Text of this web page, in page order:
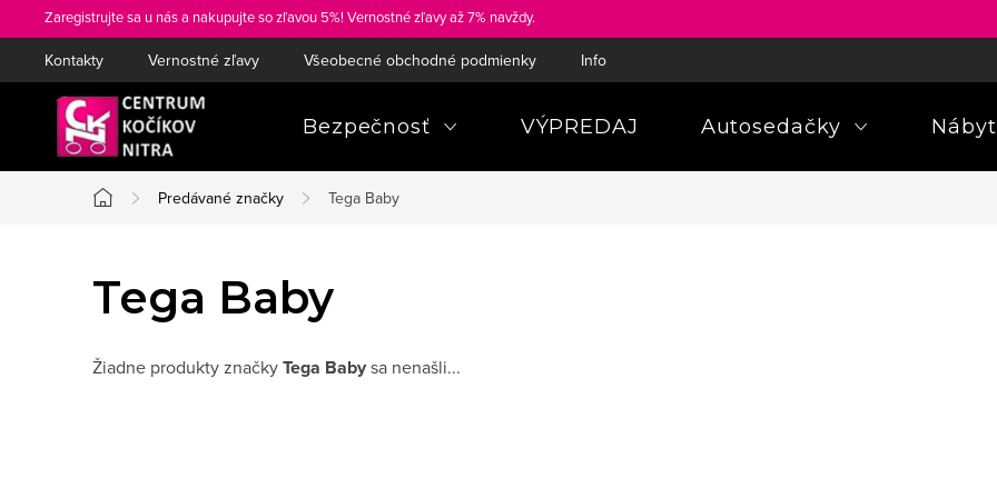
na
Zaregistrujte sa u nás a nakupujte so zľavou 5%! Vernostné zľavy až 7% navždy.
Kontakty Vernostné zľavy Všeobecné obchodné podmienky Informácie a poučenia pre spotrebiteľa
Bezpečnosť VÝPREDAJ Autosedačky
Domov
Predávané značky Tega Baby
Tega Baby
Žiadne produkty značkyTega Babysa nenašli...